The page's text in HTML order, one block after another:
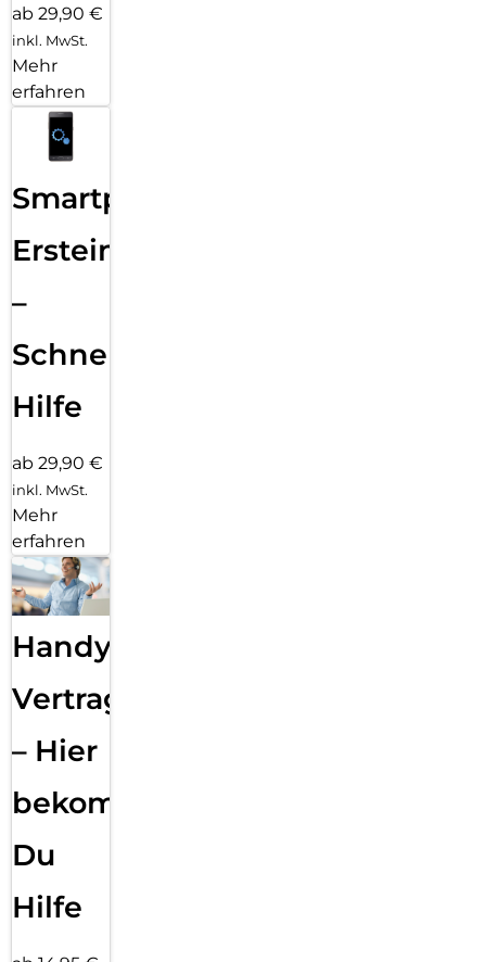
ab 29,90 €
inkl. MwSt.
Mehr
erfahren
Smartphone
Ersteinrichtung
–
Schnelle
Hilfe
ab 29,90 €
inkl. MwSt.
Mehr
erfahren
Handy
Vertragsabwicklung
– Hier
bekommst
Du
Hilfe